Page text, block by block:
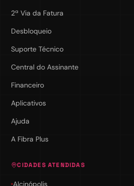
2ª Via da Fatura
Desbloqueio
Suporte Técnico
Central do Assinante
Financeiro
Aplicativos
Ajuda
A Fibra Plus
CIDADES ATENDIDAS
Alcinópolis